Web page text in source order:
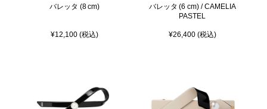
バレッタ (8 cm)
¥12,100 (税込)
バレッタ (6 cm) / CAMELIA
PASTEL
¥26,400 (税込)